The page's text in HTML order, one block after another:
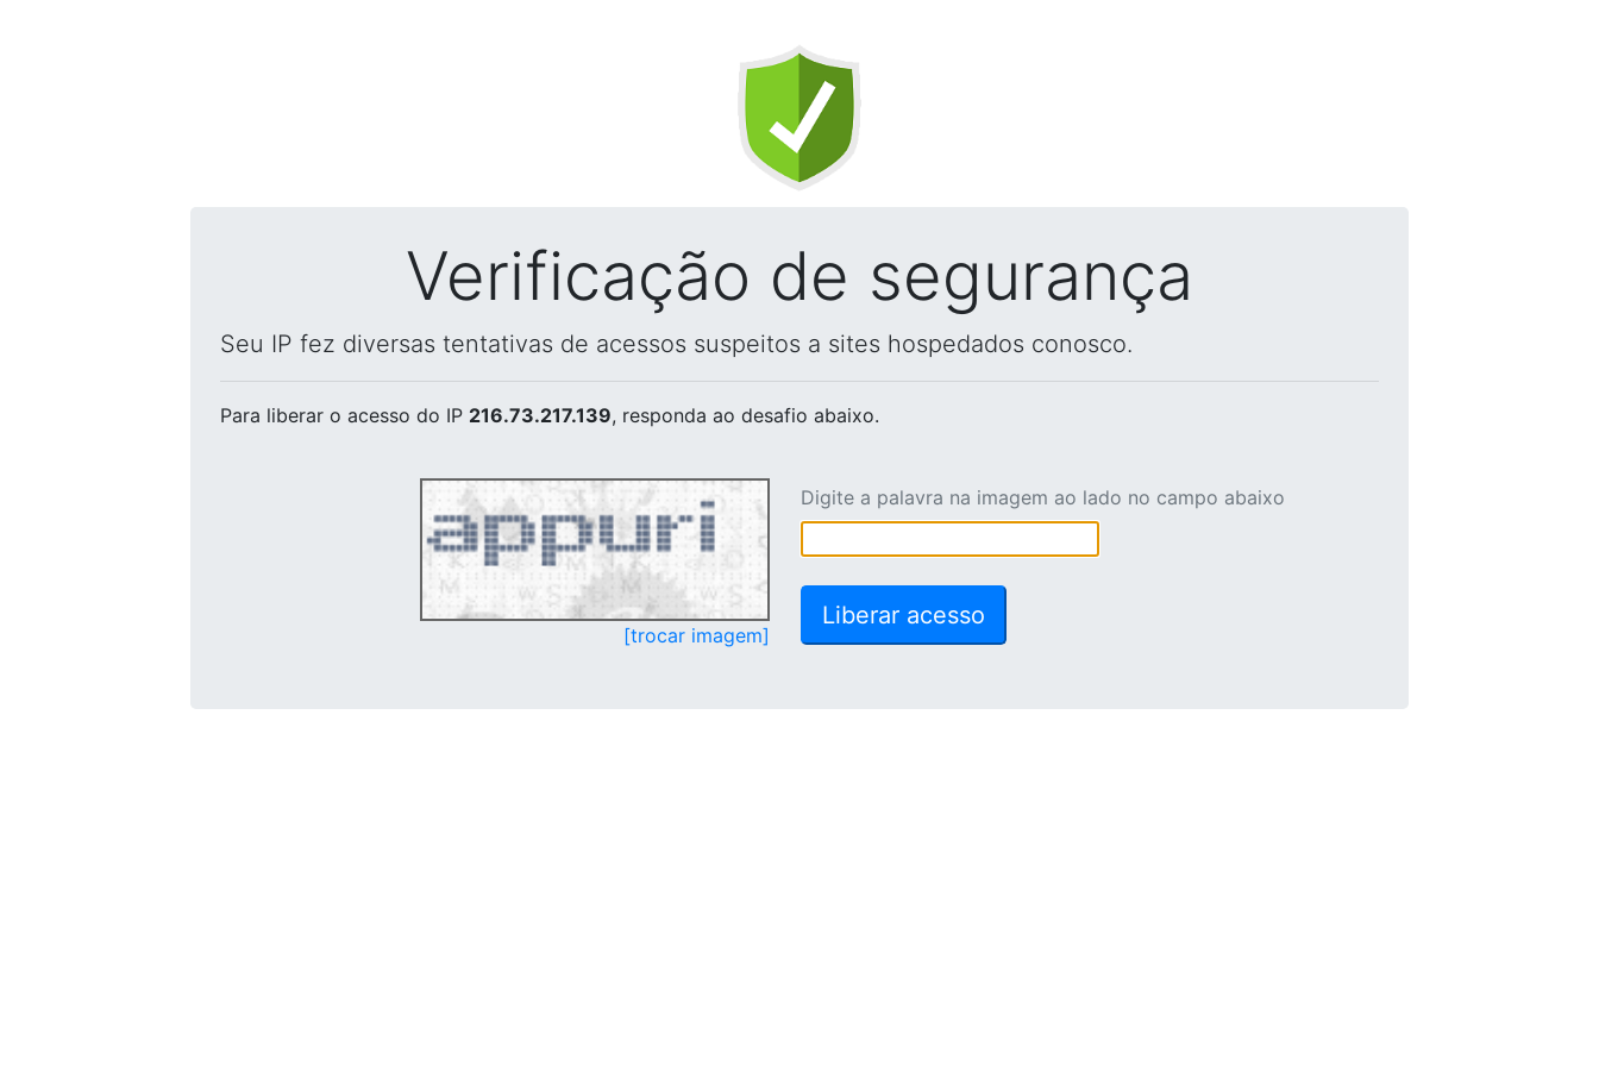
Verificação de segurança
Seu IP fez diversas tentativas de acessos suspeitos a sites hospedados conosco.
Para liberar o acesso do IP 216.73.217.139, responda ao desafio abaixo.
[trocar imagem]
Digite a palavra na imagem ao lado no campo abaixo